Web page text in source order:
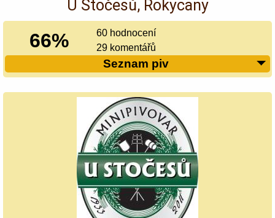
U Stočesů, Rokycany
66%
60 hodnocení
29 komentářů
Seznam piv